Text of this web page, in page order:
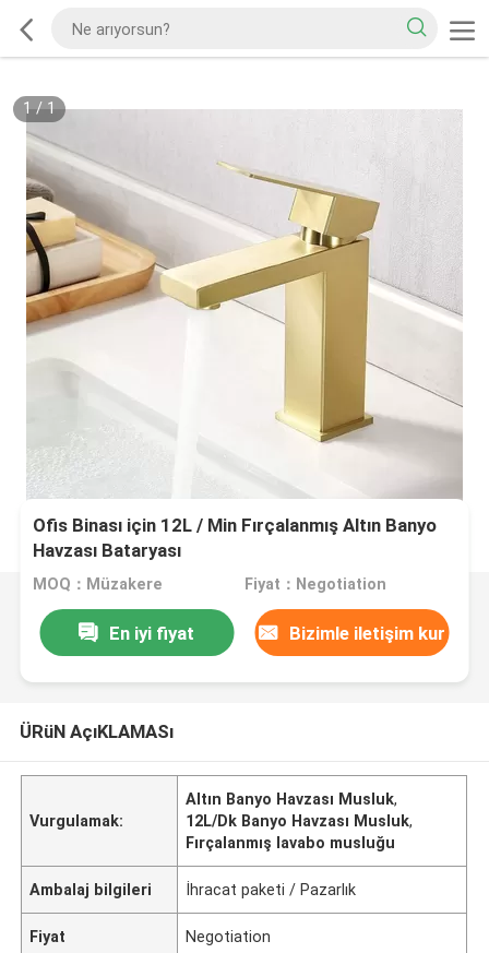
1/1
Ofis Binası için 12L / Min Fırçalanmış Altın Banyo
Havzası Bataryası
MOQ：Müzakere Fiyat：Negotiation
En iyi fiyat Bizimle iletişim kur
ÜRüN AçıKLAMASı
Vurgulamak:
Altın Banyo Havzası Musluk,
12L/Dk Banyo Havzası Musluk,
Fırçalanmış lavabo musluğu
Ambalaj bilgileri İhracat paketi / Pazarlık
Fiyat Negotiation